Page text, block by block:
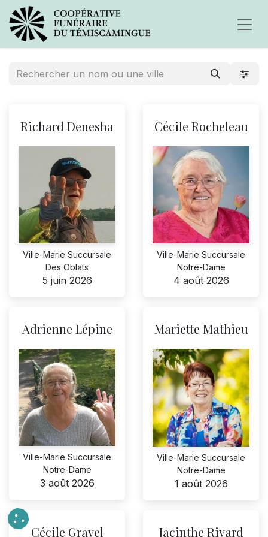
Richard Denesha
Ville-Marie Succursale
Des Oblats
5 juin 2026
Cécile Rocheleau
Ville-Marie Succursale
Notre-Dame
4 août 2026
Adrienne Lépine
Ville-Marie Succursale
Notre-Dame
3 août 2026
Mariette Mathieu
Ville-Marie Succursale
Notre-Dame
1 août 2026
Cécile Gravel Jacinthe Rivard